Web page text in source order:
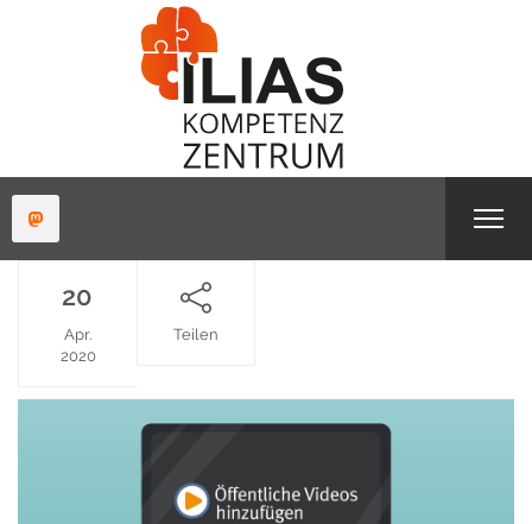
20
Apr.
2020
Teilen